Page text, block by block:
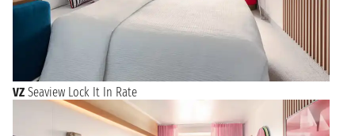
VZ Seaview Lock It In Rate